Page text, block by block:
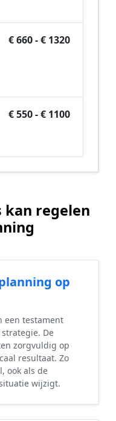
€ 660 - € 1320
€ 550 - € 1100
kan regelen
op
een testament
De
zorgvuldig op
resultaat. Zo
ook als de
wijzigt.